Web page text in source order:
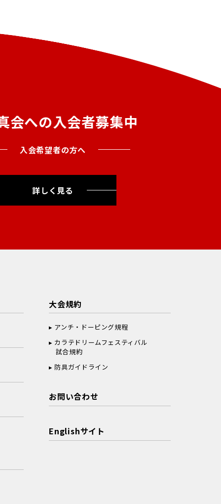
会への入会者募集中
入会希望者の方へ
詳しく見る
大会規約
アンチ・ドーピング規程
カラテドリームフェスティバル
試合規約
防具ガイドライン
お問い合わせ
Englishサイト